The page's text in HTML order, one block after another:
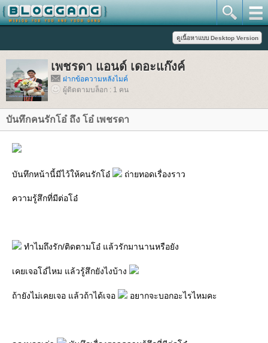
เพชรดา แอนด์ เดอะแก๊งค์
ฝากข้อความหลังไมค์
ผู้ติดตามบล็อก : 1 คน
บันทึกคนรักโอ๋ ถึง โอ๋ เพชรดา
บันทึกหน้านี้มีไว้ให้คนรักโอ๋ ถ่ายทอดเรื่องราว
ความรู้สึกที่มีต่อโอ๋
ทำไมถึงรัก/ติดตามโอ๋ แล้วรักมานานหรือยัง
เคยเจอโอ๋ไหม แล้วรู้สึกยังไงบ้าง
ถ้ายังไม่เคยเจอ แล้วถ้าได้เจอ อยากจะบอกอะไรไหมคะ